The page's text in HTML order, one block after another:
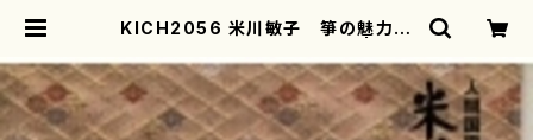
KICH2056 米川敏子 箏の魅力
herearth